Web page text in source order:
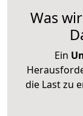
Was
Ein
die Last zu